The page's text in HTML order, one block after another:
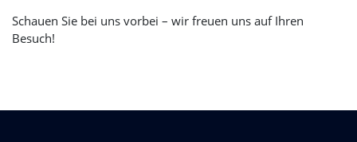
Schauen Sie bei uns vorbei – wir freuen uns auf Ihren
Besuch!